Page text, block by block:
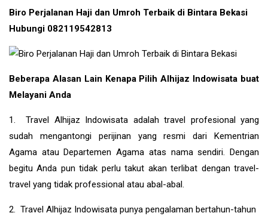
Biro Perjalanan Haji dan Umroh Terbaik di Bintara Bekasi
Hubungi 082119542813
Beberapa Alasan Lain Kenapa Pilih Alhijaz Indowisata buat
Melayani Anda
1. Travel Alhijaz Indowisata adalah travel profesional yang
sudah mengantongi perijinan yang resmi dari Kementrian
Agama atau Departemen Agama atas nama sendiri. Dengan
begitu Anda pun tidak perlu takut akan terlibat dengan travel-
travel yang tidak professional atau abal-abal.
2. Travel Alhijaz Indowisata punya pengalaman bertahun-tahun